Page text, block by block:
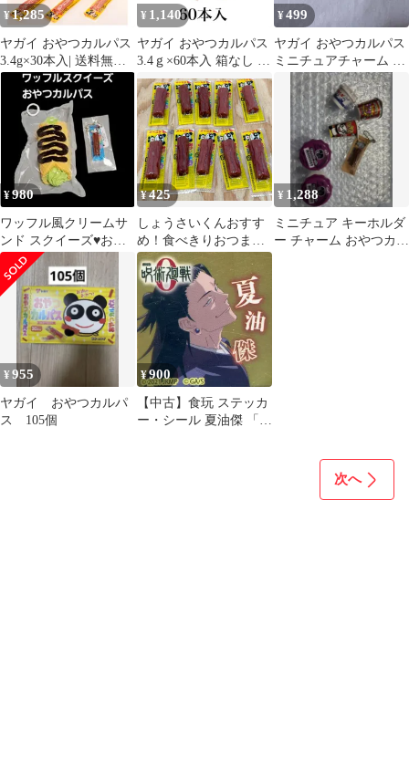
¥1,285
ヤガイ おやつカルパス
3.4g×30本入| 送料無料
お菓子 おつまみ ドライ
ソーセージ カルパス ス
トック ケース買い まと
め買い 業者 仕入れ 大
量 ウインナー 加工肉
¥ 1,140
ヤガイ おやつカルパス
3.4ｇ×60本入 箱なし お
やつ おつまみ 個包装
¥499
ヤガイ おやつカルパス
ミニチュアチャーム 2
クリームシチュー味 箱
¥980
ワッフル風クリームサ
ンド スクイーズ♥️おや
つカルパス リアルチャ
ーム
¥425
しょうさいくんおすす
め！食べきりおつまみ
おやつカルパス 10本セ
ット
¥ 1,288
ミニチュア キーホルダ
ー チャーム おやつカル
¥955
ヤガイ おやつカルパ
ス 105個
¥900
【中古】食玩 ステッカ
ー・シール 夏油傑 「呪
次へ